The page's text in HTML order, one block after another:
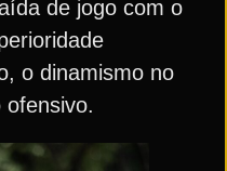
de jogo com o
o dinamismo no